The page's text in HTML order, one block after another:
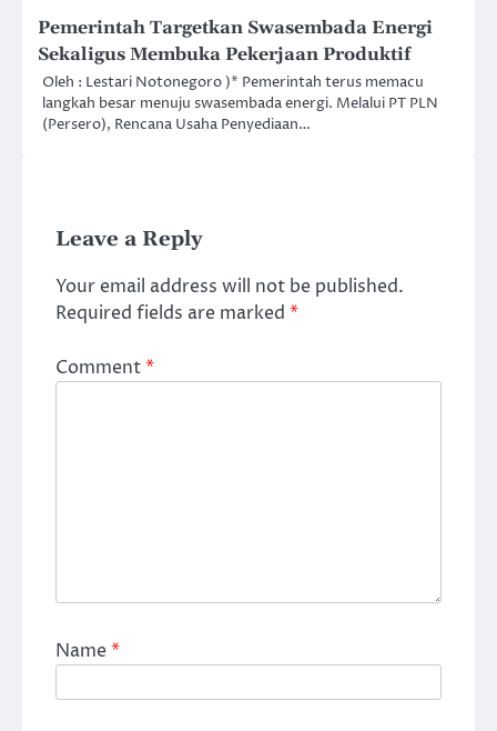
Pemerintah Targetkan Swasembada Energi
Sekaligus Membuka Pekerjaan Produktif
Oleh : Lestari Notonegoro )* Pemerintah terus memacu
langkah besar menuju swasembada energi. Melalui PT PLN
(Persero), Rencana Usaha Penyediaan…
Leave a Reply
Your email address will not be published.
Required fields are marked *
Comment*
Name*